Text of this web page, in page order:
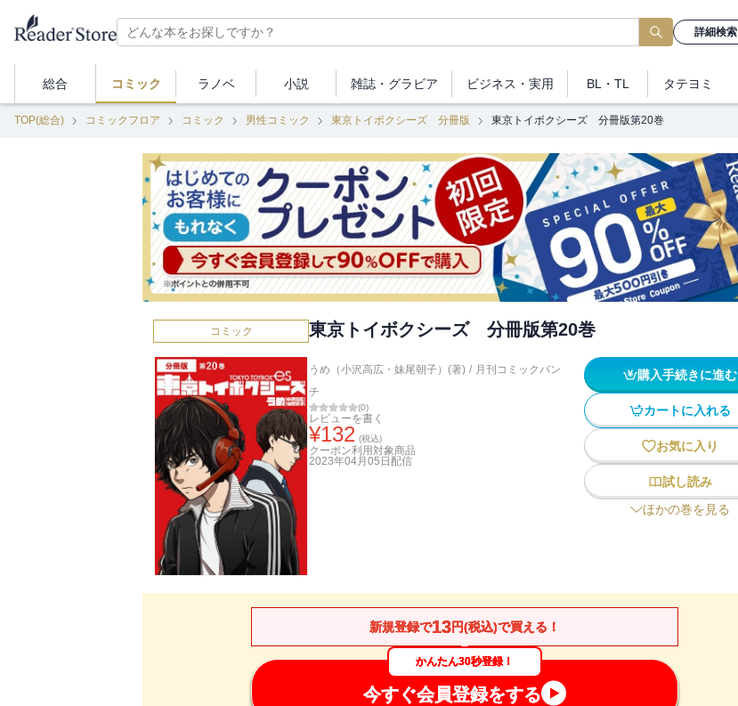
詳細検索
総合 コミック ラノベ 小説 雑誌・ グラビア ビジネス ・実用 BL・TL タテヨミ
TOP(総合) コミックフロア コミック 男性コミック 東京トイボクシーズ 分冊版 東京トイボクシーズ 分冊版第20巻
コミック 東京トイボクシーズ 分冊版第20巻
うめ（小沢高広・妹尾朝子）(著) / 月刊コミックバン
チ
(0)
レビューを書く
¥132 (税込)
クーポン利用対象商品
2023年04月05日 配信
購入手続きに進む
カートに入れる
お気に入り
試し読み
ほかの巻を見る
新規登録で13円(税込)で買える！
かんたん30秒登録！
今すぐ会員登録をする